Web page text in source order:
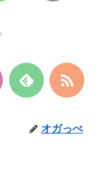
オガっぺ